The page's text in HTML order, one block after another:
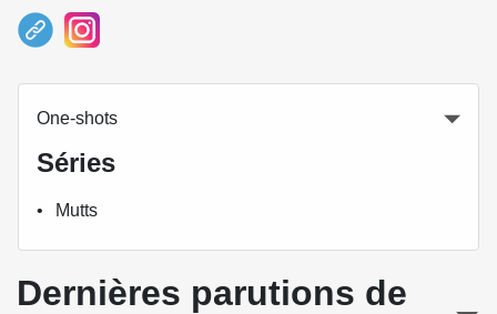
One-shots
Séries
Mutts
Dernières parutions de